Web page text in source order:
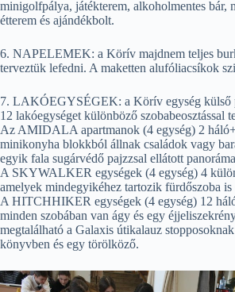
minigolfpálya, játékterem, alkoholmentes bár,
étterem és ajándékbolt.
6. NAPELEMEK: a Körív majdnem teljes
terveztük lefedni. A maketten alufóliacsíkok
7. LAKÓEGYSÉGEK: a Körív egység külső
12 lakóegységet különböző szobabeosztással
Az AMIDALA apartmanok (4 egység) 2
minikonyha blokkból állnak családok vagy
egyik fala sugárvédő pajzzsal ellátott
A SKYWALKER egységek (4 egység) 4
amelyek mindegyikéhez tartozik fürdőszoba
A HITCHHIKER egységek (4 egység) 12
minden szobában van ágy és egy
megtalálható a Galaxis útikalauz
könyvben és egy törölköző.